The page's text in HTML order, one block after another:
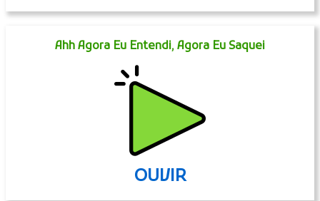
Ahh Agora Eu Entendi, Agora Eu Saquei
OUVIR